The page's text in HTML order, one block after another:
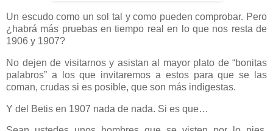
Un escudo como un sol tal y como pueden comprobar. Pero
¿habrá más pruebas en tiempo real en lo que nos resta de
1906 y 1907?
No dejen de visitarnos y asistan al mayor plato de “bonitas
palabros” a los que invitaremos a estos para que se las
coman, crudas si es posible, que son más indigestas.
Y del Betis en 1907 nada de nada. Si es que…